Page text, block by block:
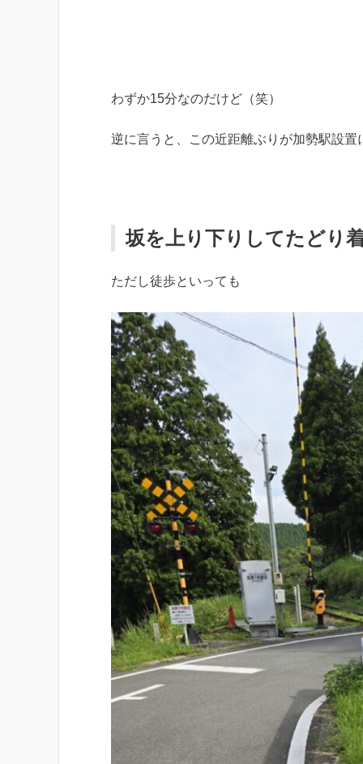
わずか15分なのだけど（笑）
逆に言うと、この近距離ぶりが加勢駅設
坂を上り下りしてたどり
ただし徒歩といっても